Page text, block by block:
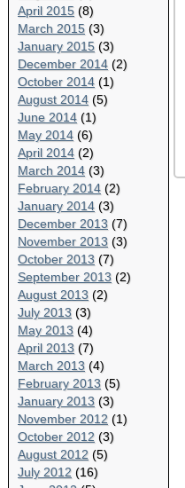
April 2015 (8)
March 2015 (3)
January 2015 (3)
December 2014 (2)
October 2014 (1)
August 2014 (5)
June 2014 (1)
May 2014 (6)
April 2014 (2)
March 2014 (3)
February 2014 (2)
January 2014 (3)
December 2013 (7)
November 2013 (3)
October 2013 (7)
September 2013 (2)
August 2013 (2)
July 2013 (3)
May 2013 (4)
April 2013 (7)
March 2013 (4)
February 2013 (5)
January 2013 (3)
November 2012 (1)
October 2012 (3)
August 2012 (5)
July 2012 (16)